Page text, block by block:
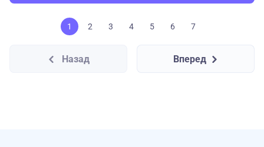
1 2 3 4 5 6 7
Назад Вперед